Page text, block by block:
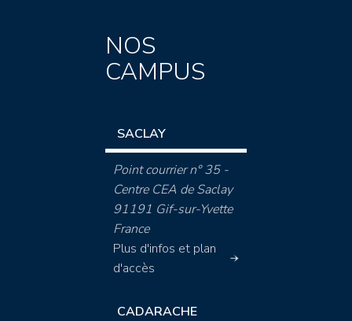
NOS
CAMPUS
SACLAY
Point courrier n° 35 -
Centre CEA de Saclay
91191 Gif-sur-Yvette
France
Plus d'infos et plan
d'accès
CADARACHE